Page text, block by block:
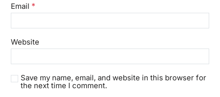
Email *
Website
Save my name, email, and website in this browser for
the next time I comment.